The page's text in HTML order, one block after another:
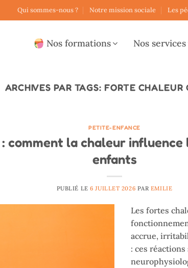
Qui sommes-nous ? Notre mission sociale Les
Nos formations Nos services
ARCHIVES PAR TAGS: FORTE CHALEUR
PETITE-ENFANCE
comment la chaleur
enfants
PUBLIÉ LE6 JUILLET 2026 PAR EMILIE
Les fortes
accrue,
: ces